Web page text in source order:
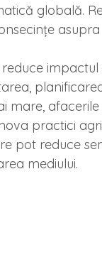
globală.
asupra
reduce
mare,
practici
pot reduce
mediului.